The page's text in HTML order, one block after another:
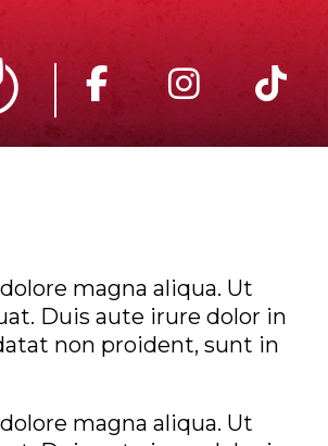
magna aliqua. Ut
Duis aute irure dolor in
non proident, sunt in
magna aliqua. Ut